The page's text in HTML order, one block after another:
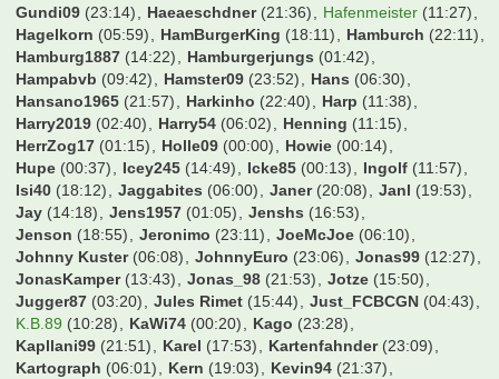
Gundi09 (23:14) Haeaeschdner(21:36) Hafenmeister (11:27)
Hagelkorn (05:59) HamBurgerKing (18:11) Hamburch (22:11)
Hamburg1887 (14:22) Hamburgerjungs (01:42)
Hampabvb (09:42) Hamster09 (23:52) Hans (06:30)
Hansano1965 (21:57) Harkinho (22:40) Harp (11:38)
Harry2019 (02:40) Harry54 (06:02) Henning (11:15)
HerrZog17 (01:15) Holle09 (00:00) Howie (00:14)
Hupe (00:37) Icey245 (14:49) Icke85 (00:13) Ingolf (11:57)
Isi40 (18:12) Jaggabites (06:00) Janer(20:08) Janl (19:53)
Jay (14:18) Jens1957 (01:05) Jenshs (16:53)
Jenson (18:55) Jeronimo (23:11) JoeMcJoe (06:10)
Johnny Kuster(06:08) JohnnyEuro (23:06) Jonas99 (12:27)
JonasKamper(13:43) Jonas_98 (21:53) Jotze (15:50)
Jugger87 (03:20) Jules Rimet (15:44) Just_FCBCGN (04:43)
K.B.89 (10:28) KaWi74 (00:20) Kago (23:28)
Kapllani99 (21:51) Karel (17:53) Kartenfahnder(23:09)
Kartograph (06:01) Kern (19:03) Kevin94 (21:37)